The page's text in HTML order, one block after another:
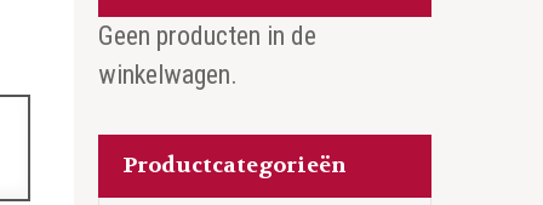
Geen producten in de
winkelwagen.
Productcategorieën